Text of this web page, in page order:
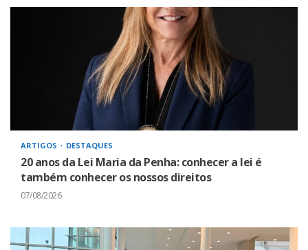
ARTIGOS DESTAQUES
20 anos da Lei Maria da Penha: conhecer a lei é
também conhecer os nossos direitos
07/08/2026